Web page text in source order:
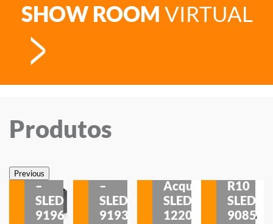
SHOW ROOM VIRTUAL
Produtos
PreviousSobrepor
–
SLED
9196
–
SLED
9193
Acqua
SLED
1220
R10
SLED
9085